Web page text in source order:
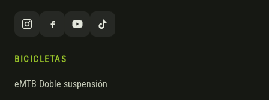
BICICLETAS
eMTB Doble suspensión